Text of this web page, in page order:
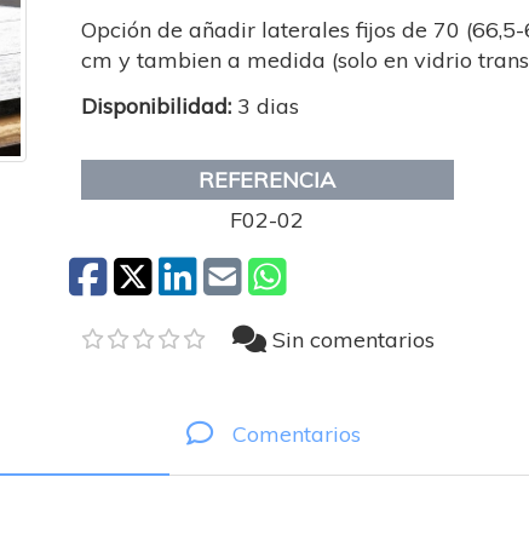
Opción de añadir laterales fijos de 70
cm y tambien a medida (solo en vidrio
Disponibilidad: 3 dias
REFERENCIA
F02-02
Sin comentarios
Comentarios